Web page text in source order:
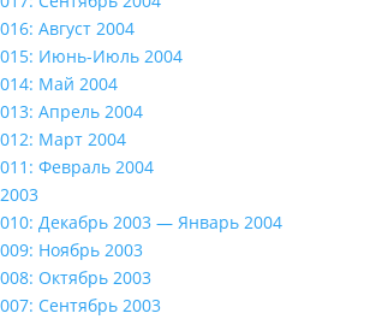
016: Август 2004
015: Июнь-Июль 2004
014: Май 2004
013: Апрель 2004
012: Март 2004
011: Февраль 2004
2003
010: Декабрь 2003 — Январь 2004
009: Ноябрь 2003
008: Октябрь 2003
007: Сентябрь 2003